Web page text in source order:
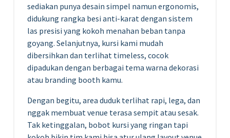
sediakan punya desain simpel namun ergonomis,
didukung rangka besi anti-karat dengan sistem
las presisi yang kokoh menahan beban tanpa
goyang. Selanjutnya, kursi kami mudah
dibersihkan dan terlihat timeless, cocok
dipadukan dengan berbagai tema warna dekorasi
atau branding booth kamu.
Dengan begitu, area duduk terlihat rapi, lega, dan
nggak membuat venue terasa sempit atau sesak.
Tak ketinggalan, bobot kursi yang ringan tapi